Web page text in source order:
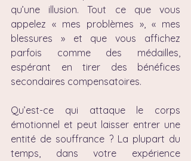
qu’une illusion. Tout ce que vous
appelez « mes problèmes », « mes
blessures » et que vous affichez
parfois comme des médailles,
espérant en tirer des bénéfices
secondaires compensatoires.
Qu’est-ce qui attaque le corps
émotionnel et peut laisser entrer une
entité de souffrance ? La plupart du
temps, dans votre expérience